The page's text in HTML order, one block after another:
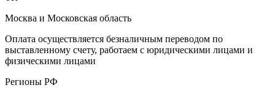
Москва и Московская область
Оплата осуществляется безналичным переводом по
выставленному счету, работаем с юридическими лицами и
физическими лицами
Регионы РФ